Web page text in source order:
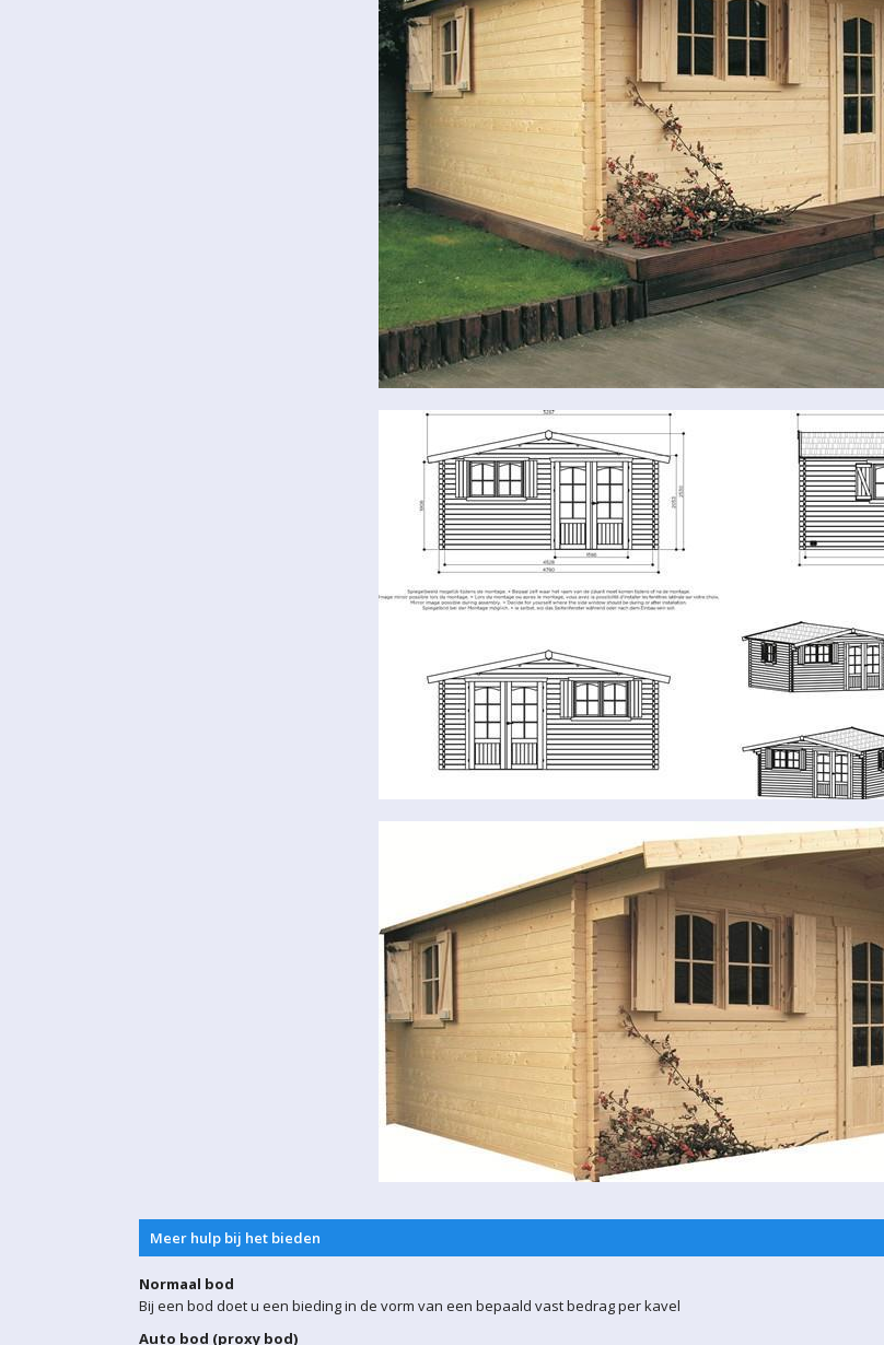
Meer hulp bij het bieden
Normaal bod
Bij een bod doet u een bieding in de vorm van een bepaald vast bedrag per kavel
Auto bod (proxy bod)